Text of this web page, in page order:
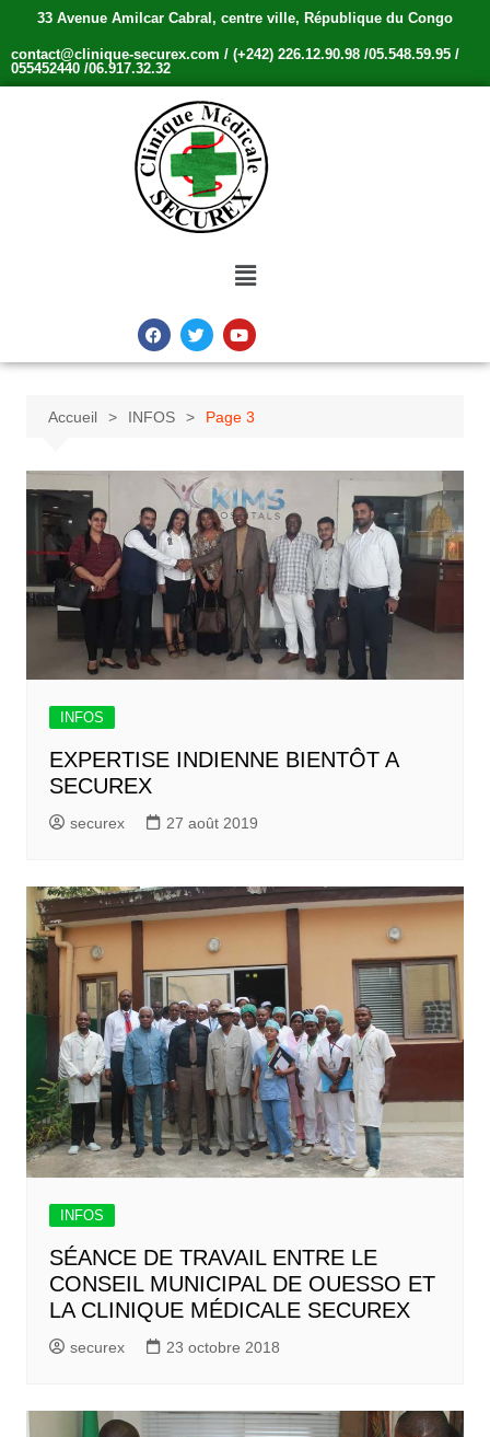
33 Avenue Amilcar Cabral, centre ville, République du Congo
contact@clinique-securex.com / (+242) 226.12.90.98 /05.548.59.95 /
055452440 /06.917.32.32
Accueil INFOS Page 3
INFOS
EXPERTISE INDIENNE BIENTÔT A
SECUREX
securex 27 août 2019
INFOS
SÉANCE DE TRAVAIL ENTRE LE
CONSEIL MUNICIPAL DE OUESSO ET
LA CLINIQUE MÉDICALE SECUREX
securex 23 octobre 2018